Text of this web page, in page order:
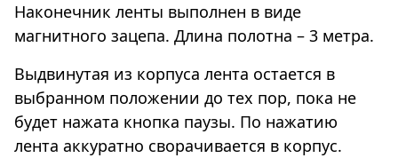
Наконечник ленты выполнен в виде
магнитного зацепа. Длина полотна – 3 метра.
Выдвинутая из корпуса лента остается в
выбранном положении до тех пор, пока не
будет нажата кнопка паузы. По нажатию
лента аккуратно сворачивается в корпус.